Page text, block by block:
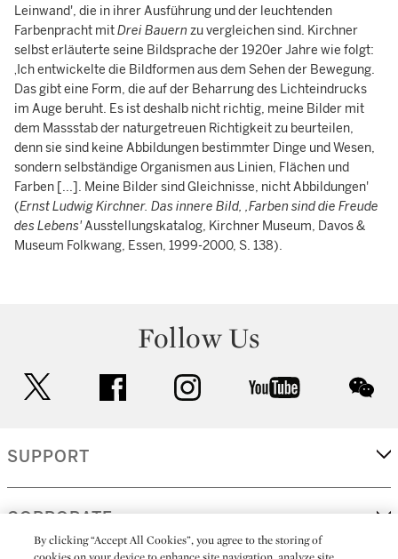
Leinwand', die in ihrer Ausführung und der leuchtenden
Farbenpracht mitDrei Bauern zu vergleichen sind. Kirchner
selbst erläuterte seine Bildsprache der 1920er Jahre wie folgt:
‚Ich entwickelte die Bildformen aus dem Sehen der Bewegung.
Das gibt eine Form, die auf der Beharrung des Lichteindrucks
im Auge beruht. Es ist deshalb nicht richtig, meine Bilder mit
dem Massstab der naturgetreuen Richtigkeit zu beurteilen,
denn sie sind keine Abbildungen bestimmter Dinge und Wesen,
sondern selbständige Organismen aus Linien, Flächen und
Farben [...]. Meine Bilder sind Gleichnisse, nicht Abbildungen'
(Ernst Ludwig Kirchner. Das innere Bild, ‚Farben sind die Freude
des Lebens'Ausstellungskatalog, Kirchner Museum, Davos &
Museum Folkwang, Essen, 1999-2000, S. 138).
Follow Us
facebook instagram youtube
SUPPORT
CORPORATE
By clicking “Accept All Cookies”, you agree to the storing of